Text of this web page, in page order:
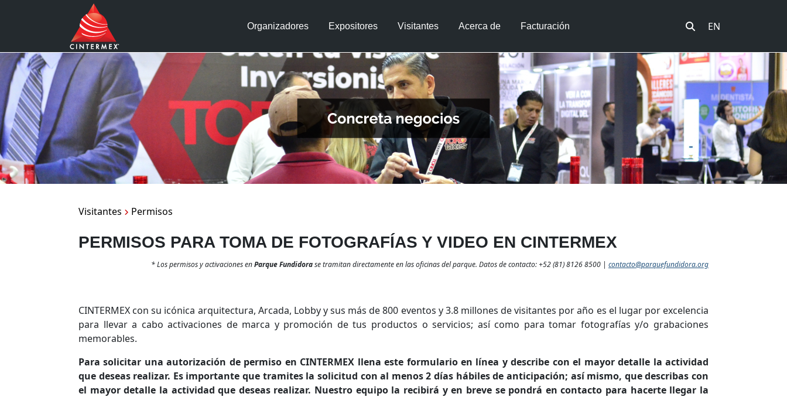
Organizadores Expositores Visitantes Acerca de Facturación EN
Visitantes Permisos
PERMISOS PARA TOMA DE FOTOGRAFÍAS Y VIDEO EN CINTERMEX
* Los permisos y activaciones enParque Fundidorase tramitan directamente en las oficinas del parque. Datos de contacto: +52 (81) 8126 8500 | contacto@parquefundidora.org
CINTERMEX con su icónica arquitectura, Arcada, Lobby y sus más de 800 eventos y 3.8 millones de visitantes por año es el lugar por excelencia
para llevar a cabo activaciones de marca y promoción de tus productos o servicios; así como para tomar fotografías y/o grabaciones
memorables.
Para solicitar una autorización de permiso en CINTERMEX llena este formulario en línea y describe con el mayor detalle la actividad
que deseas realizar. Es importante que tramites la solicitud con al menos 2 días hábiles de anticipación; así mismo, que describas con
el mayor detalle la actividad que deseas realizar. Nuestro equipo la recibirá y en breve se pondrá en contacto para hacerte llegar la